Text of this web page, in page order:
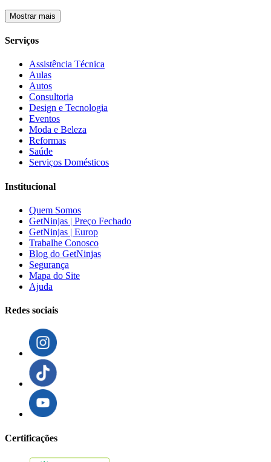
Mostrar mais
Serviços
Assistência Técnica
Aulas
Autos
Consultoria
Design e Tecnologia
Eventos
Moda e Beleza
Reformas
Saúde
Serviços Domésticos
Institucional
Quem Somos
GetNinjas | Preço Fechado
GetNinjas | Europ
Trabalhe Conosco
Blog do GetNinjas
Segurança
Mapa do Site
Ajuda
Redes sociais
Certificações